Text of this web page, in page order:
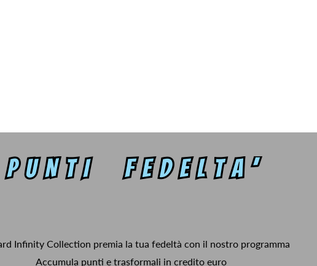
Infinity Collection premia la tua fedeltà con il nostro programma
Accumula punti e trasformali in credito euro